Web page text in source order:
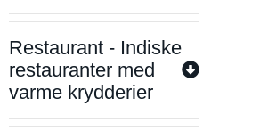
Restaurant - Indiske
restauranter med
varme krydderier